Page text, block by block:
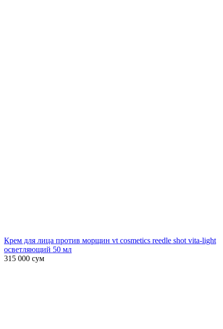
Крем для лица против морщин vt cosmetics reedle shot vita-light
осветляющий 50 мл
315 000 сум